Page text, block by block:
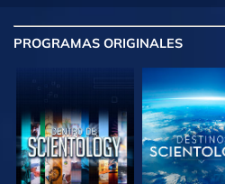
PROGRAMAS ORIGINALES